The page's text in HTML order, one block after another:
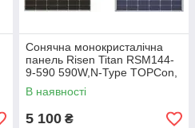
Сонячна монокристалічна
панель Risen Titan RSM144-
9-590 590W,N-Type TOPCon,
HIGH PERFORMANCE
BIFACIAL MODULE, Double
В наявності
5 100 ₴